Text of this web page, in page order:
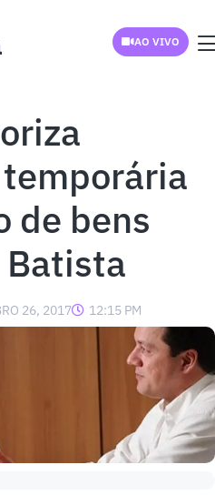
AO VIVO
de bens
Batista
26, 2017 12:15 PM